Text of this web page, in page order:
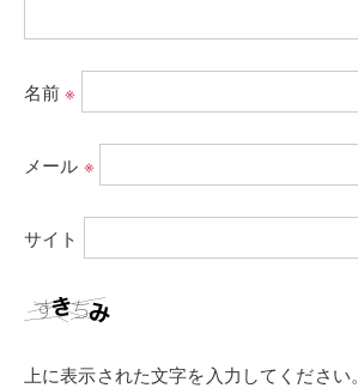
名前※
メール ※
サイト
上に表示された文字を入力してください。